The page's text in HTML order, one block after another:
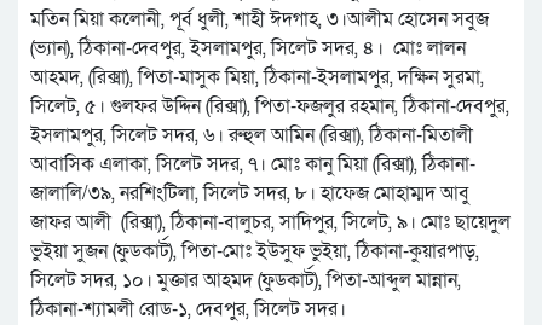
মতিন মিয়া কলোনী, পূর্ব ধুলী, শাহী ঈদগাহ, ৩।আলীম হোসেন সবুজ
(ভ্যান), ঠিকানা-দেবপুর, ইসলামপুর, সিলেট সদর, ৪। মোঃ লালন
আহমদ, (রিক্সা), পিতা-মাসুক মিয়া, ঠিকানা-ইসলামপুর, দক্ষিন সুরমা,
সিলেট, ৫। গুলফর উদ্দিন (রিক্সা), পিতা-ফজলুর রহমান, ঠিকানা-দেবপুর,
ইসলামপুর, সিলেট সদর, ৬। রুহুল আমিন (রিক্সা), ঠিকানা-মিতালী
আবাসিক এলাকা, সিলেট সদর, ৭। মোঃ কানু মিয়া (রিক্সা), ঠিকানা-
জালালি/৩৯, নরশিংটিলা, সিলেট সদর, ৮। হাফেজ মোহাম্মদ আবু
জাফর আলী (রিক্সা), ঠিকানা-বালুচর, সাদিপুর, সিলেট, ৯। মোঃ ছায়েদুল
ভুইয়া সুজন (ফুডকার্ট), পিতা-মোঃ ইউসুফ ভুইয়া, ঠিকানা-কুয়ারপাড়,
সিলেট সদর, ১০। মুক্তার আহমদ (ফুডকার্ট), পিতা-আব্দুল মান্নান,
ঠিকানা-শ্যামলী রোড-১, দেবপুর, সিলেট সদর।